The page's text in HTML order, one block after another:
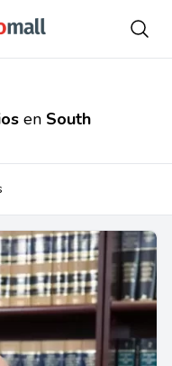
en South